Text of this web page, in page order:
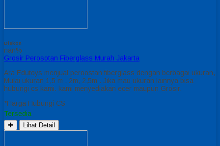
Diskon
nan%
Grosir Perosotan Fiberglass Murah Jakarta
Ara Edutoys menjual peroostan fiberglass dengan berbagai ukuran,
Mulai ukuran 1,5 m , 2m, 2,5m . Jika mau ukuran lainnya bisa
hubungi cs kami. kami menyediakan ecer maupun Grosir.
*Harga Hubungi CS
Tersedia
✚ Lihat Detail